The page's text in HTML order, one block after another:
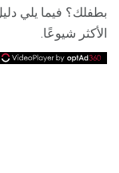
بطفلك؟ فيما يلي
الأكثر شيوعًا.